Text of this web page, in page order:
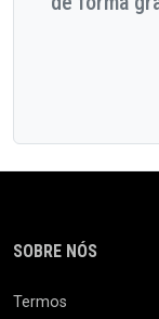
SOBRE NÓS
Termos